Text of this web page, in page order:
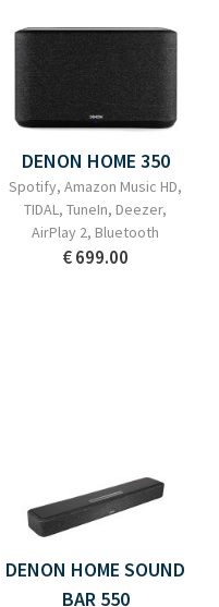
DENON HOME 350
Spotify, Amazon Music HD,
TIDAL, TuneIn, Deezer,
AirPlay 2, Bluetooth
€ 699.00
DENON HOME SOUND
BAR 550